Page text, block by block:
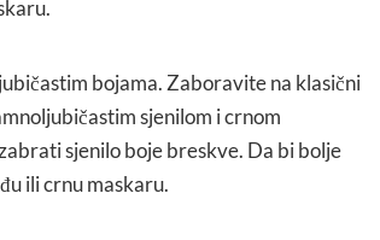
bojama. Zaboravite na klasični
sjenilom i crnom
sjenilo boje breskve. Da bi bolje
ili crnu maskaru.